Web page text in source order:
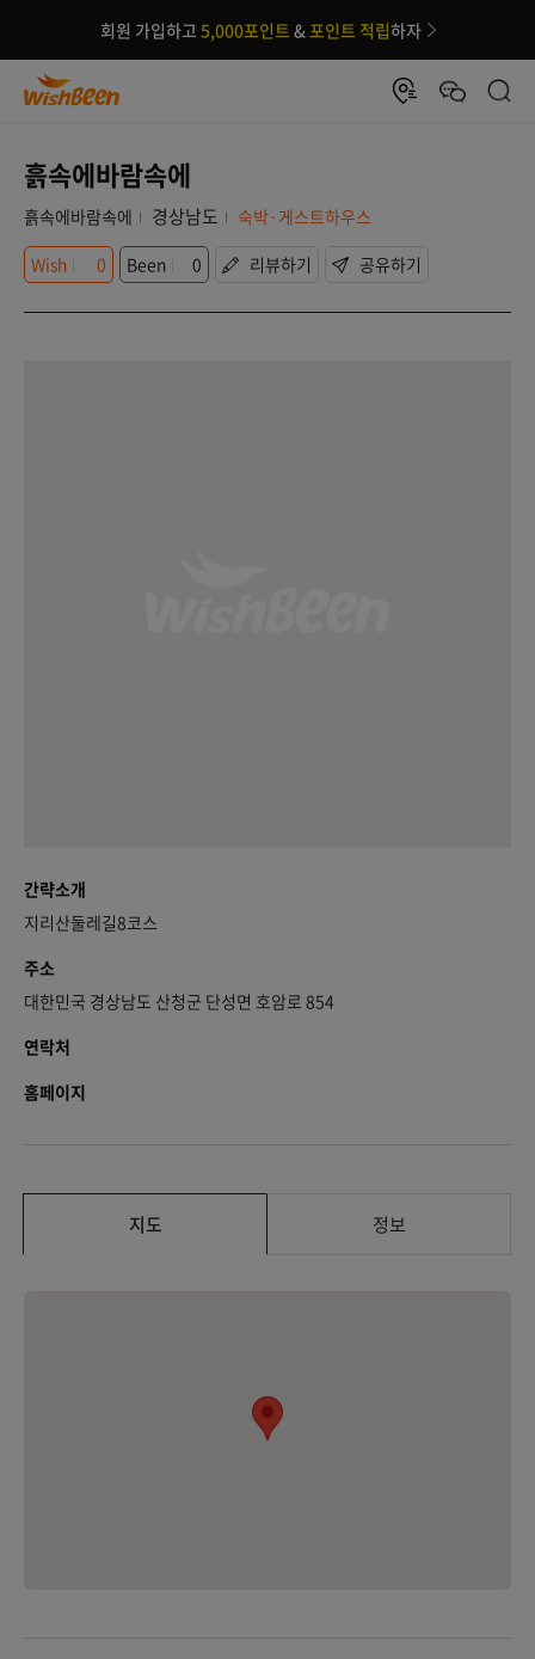
회원 가입하고 5,000포인트 &포인트 적립하자
흙속에바람속에
흙속에바람속에 경상남도
숙박·게스트하우스
Wish
0 Been 0 리뷰하기 공유하기
간략소개
지리산둘레길8코스
주소
대한민국 경상남도 산청군 단성면 호암로 854
연락처
홈페이지
지도 정보